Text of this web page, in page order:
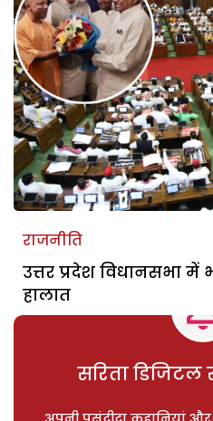
राजनीति
उत्तर प्रदेश विधानसभा
हालात
सरिता